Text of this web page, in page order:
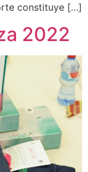
constituye […]
2022